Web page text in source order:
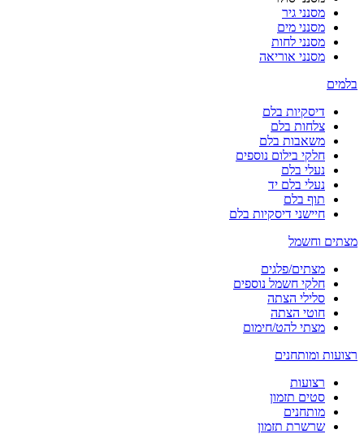
מסנני גיר
מסנני מים
מסנני לחות
מסנני אוריאה
בלמים
דיסקיות בלם
צלחות בלם
משאבות בלם
חלקי בילום נוספים
נעלי בלם
נעלי בלם יד
תוף בלם
חיישני דיסקיות בלם
מצתים וחשמל
מצתים/פלגים
חלקי חשמל נוספים
סלילי הצתה
חוטי הצתה
מצתי להט/חימום
רצועות ומותחנים
רצועות
סטים תזמון
מותחנים
שרשרת תזמון